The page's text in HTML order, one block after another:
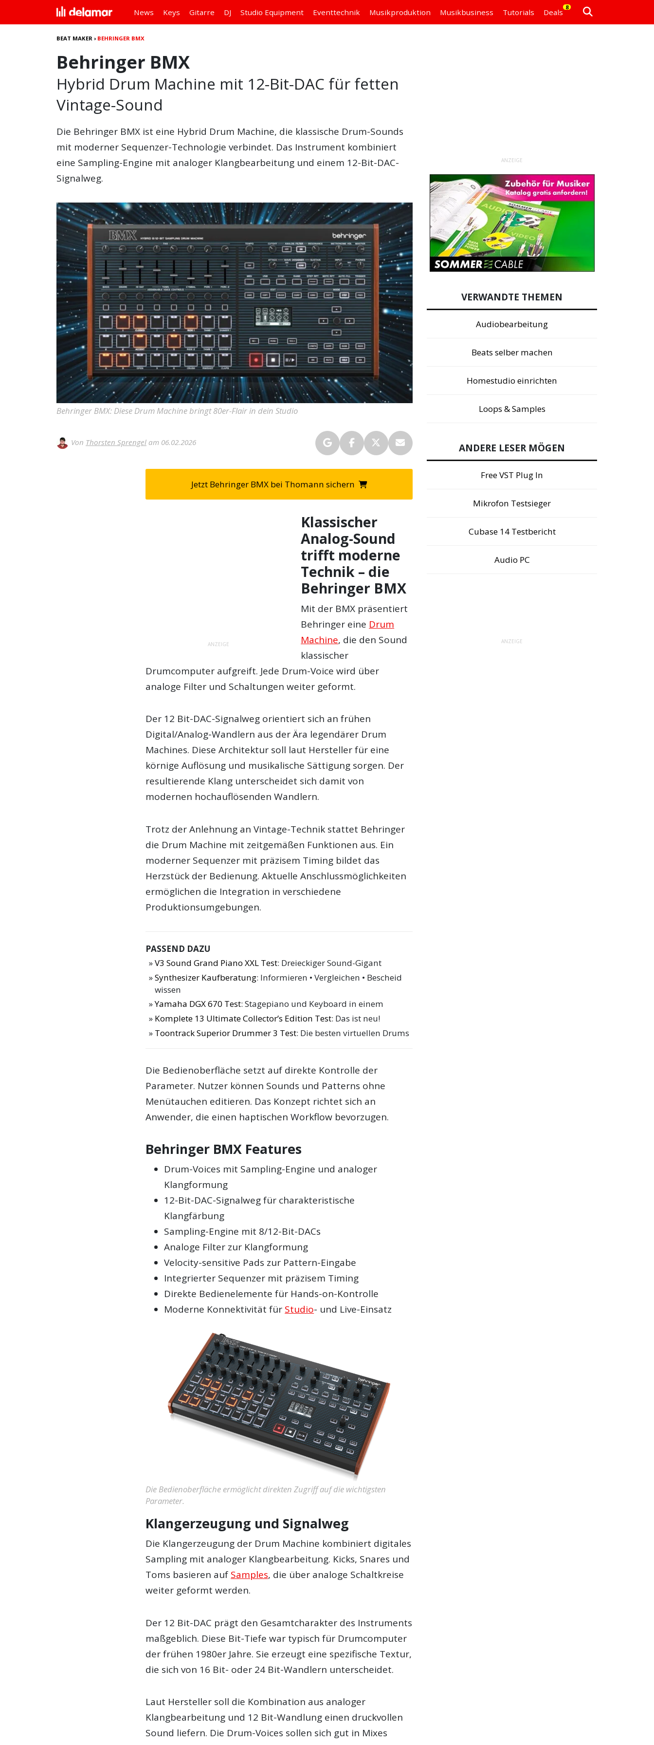
News Keys Gitarre DJ Studio Equipment Eventtechnik Musikproduktion Musikbusiness Tutorials Deals
8
BEAT MAKER › BEHRINGER BMX
Behringer BMX
Hybrid Drum Machine mit 12-Bit-DAC für fetten
Vintage-Sound
Die Behringer BMX ist eine Hybrid Drum Machine, die klassische Drum-Sounds
mit moderner Sequenzer-Technologie verbindet. Das Instrument kombiniert
eine Sampling-Engine mit analoger Klangbearbeitung und einem 12-Bit-DAC-
Signalweg.
Behringer BMX: Diese Drum Machine bringt 80er-Flair in dein Studio
Von Thorsten Sprengel am 06.02.2026
Jetzt Behringer BMX bei Thomann sichern
ANZEIGE
Klassischer
Analog-Sound
trifft moderne
Technik – die
Behringer BMX
Mit der BMX präsentiert
Behringer eine Drum
Machine, die den Sound
klassischer
Drumcomputer aufgreift. Jede Drum-Voice wird über
analoge Filter und Schaltungen weiter geformt.
Der 12 Bit-DAC-Signalweg orientiert sich an frühen
Digital/Analog-Wandlern aus der Ära legendärer Drum
Machines. Diese Architektur soll laut Hersteller für eine
körnige Auflösung und musikalische Sättigung sorgen. Der
resultierende Klang unterscheidet sich damit von
modernen hochauflösenden Wandlern.
Trotz der Anlehnung an Vintage-Technik stattet Behringer
die Drum Machine mit zeitgemäßen Funktionen aus. Ein
moderner Sequenzer mit präzisem Timing bildet das
Herzstück der Bedienung. Aktuelle Anschlussmöglichkeiten
ermöglichen die Integration in verschiedene
Produktionsumgebungen.
PASSEND DAZU
V3 Sound Grand Piano XXL Test: Dreieckiger Sound-Gigant
Synthesizer Kaufberatung: Informieren • Vergleichen • Bescheid
wissen
Yamaha DGX 670 Test: Stagepiano und Keyboard in einem
Komplete 13 Ultimate Collector’s Edition Test: Das ist neu!
Toontrack Superior Drummer 3 Test: Die besten virtuellen Drums
Die Bedienoberfläche setzt auf direkte Kontrolle der
Parameter. Nutzer können Sounds und Patterns ohne
Menütauchen editieren. Das Konzept richtet sich an
Anwender, die einen haptischen Workflow bevorzugen.
Behringer BMX Features
Drum-Voices mit Sampling-Engine und analoger
Klangformung
12-Bit-DAC-Signalweg für charakteristische
Klangfärbung
Sampling-Engine mit 8/12-Bit-DACs
Analoge Filter zur Klangformung
Velocity-sensitive Pads zur Pattern-Eingabe
Integrierter Sequenzer mit präzisem Timing
Direkte Bedienelemente für Hands-on-Kontrolle
Moderne Konnektivität für Studio- und Live-Einsatz
Die Bedienoberfläche ermöglicht direkten Zugriff auf die wichtigsten
Parameter.
Klangerzeugung und Signalweg
Die Klangerzeugung der Drum Machine kombiniert digitales
Sampling mit analoger Klangbearbeitung. Kicks, Snares und
Toms basieren auf Samples, die über analoge Schaltkreise
weiter geformt werden.
Der 12 Bit-DAC prägt den Gesamtcharakter des Instruments
maßgeblich. Diese Bit-Tiefe war typisch für Drumcomputer
der frühen 1980er Jahre. Sie erzeugt eine spezifische Textur,
die sich von 16 Bit- oder 24 Bit-Wandlern unterscheidet.
Laut Hersteller soll die Kombination aus analoger
Klangbearbeitung und 12 Bit-Wandlung einen druckvollen
Sound liefern. Die Drum-Voices sollen sich gut in Mixes
ANZEIGE
VERWANDTE THEMEN
Audiobearbeitung
Beats selber machen
Homestudio einrichten
Loops & Samples
ANDERE LESER MÖGEN
Free VST Plug In
Mikrofon Testsieger
Cubase 14 Testbericht
Audio PC
ANZEIGE